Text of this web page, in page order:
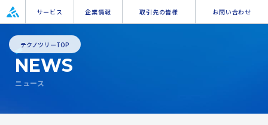
サービス 企業情報 取引先の皆様 お問い合わせ
テクノツリーTOP
NEWS
ニュース